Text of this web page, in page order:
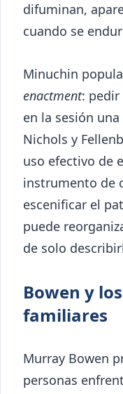
difuminan,
cuando se
Minuchin
enactment: pedir
en la sesión
Nichols y
uso efectivo de
instrumento de
escenificar el
puede
de solo
Bowen y
familiares
Murray Bowen
personas